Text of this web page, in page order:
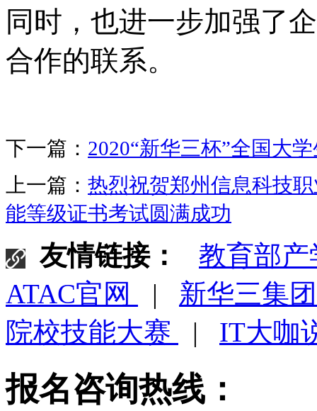
同时，也进一步加强了
合作的联系。
下一篇： 2020“新华三杯”全国大
上一篇： 热烈祝贺郑州信息科技
能等级证书考试圆满成功
友情链接：
教育部
ATAC官网
| 新华三集
院校技能大赛
| IT大咖
报名咨询热线：